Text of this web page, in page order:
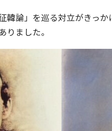
韓論」を巡る対立がきっ
りました。